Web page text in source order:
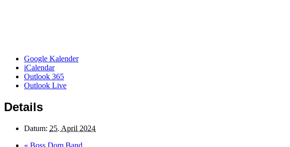
Google Kalender
iCalendar
Outlook 365
Outlook Live
Details
Datum: 25. April 2024
« Boss Dom Band